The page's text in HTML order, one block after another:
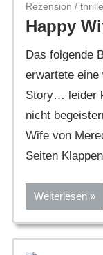
Rezension /
Happy
Das folgende
erwartete
Story… leider
nicht
Wife von
Seiten
Weiterlesen